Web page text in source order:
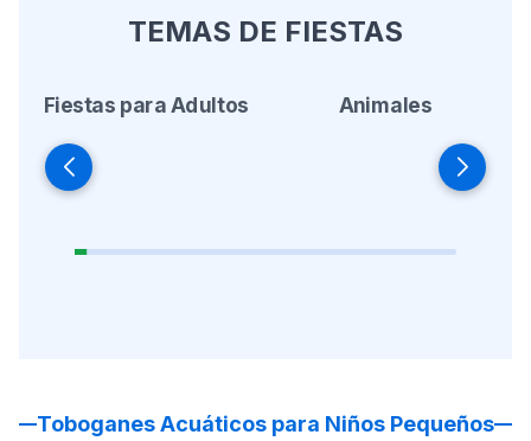
TEMAS DE FIESTAS
Fiestas para Adultos Animales
Toboganes Acuáticos para Niños Pequeños